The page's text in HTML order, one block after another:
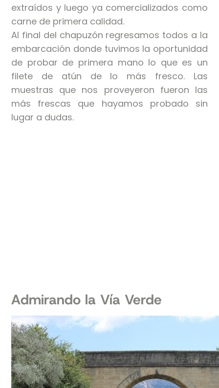
extraídos y luego ya comercializados como
carne de primera calidad.
Al final del chapuzón regresamos todos a la
embarcación donde tuvimos la oportunidad
de probar de primera mano lo que es un
filete de atún de lo más fresco. Las
muestras que nos proveyeron fueron las
más frescas que hayamos probado sin
lugar a dudas.
Admirando la Vía Verde